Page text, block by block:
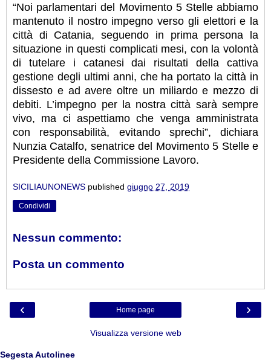
“Noi parlamentari del Movimento 5 Stelle abbiamo
mantenuto il nostro impegno verso gli elettori e la
città di Catania, seguendo in prima persona la
situazione in questi complicati mesi, con la volontà
di tutelare i catanesi dai risultati della cattiva
gestione degli ultimi anni, che ha portato la città in
dissesto e ad avere oltre un miliardo e mezzo di
debiti. L’impegno per la nostra città sarà sempre
vivo, ma ci aspettiamo che venga amministrata
con responsabilità, evitando sprechi”, dichiara
Nunzia Catalfo, senatrice del Movimento 5 Stelle e
Presidente della Commissione Lavoro.
SICILIAUNONEWS published giugno 27, 2019
Condividi
Nessun commento:
Posta un commento
‹ ›
Home page
Visualizza versione web
Segesta Autolinee